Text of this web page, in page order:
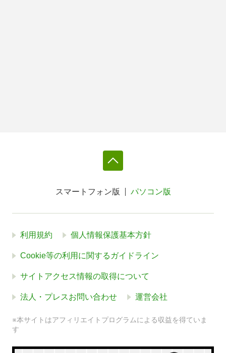
スマートフォン版 パソコン版
利用規約 個人情報保護基本方針
Cookie等の利用に関するガイドライン
サイトアクセス情報の取得について
法人・プレスお問い合わせ 運営会社
※本サイトはアフィリエイトプログラムによる収益を得ていま
す